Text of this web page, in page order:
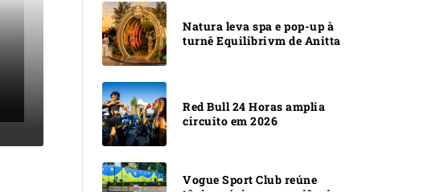
Natura leva spa e pop-up à
turnê Equilibrivm de Anitta
Red Bull 24 Horas amplia
circuito em 2026
Vogue Sport Club reúne